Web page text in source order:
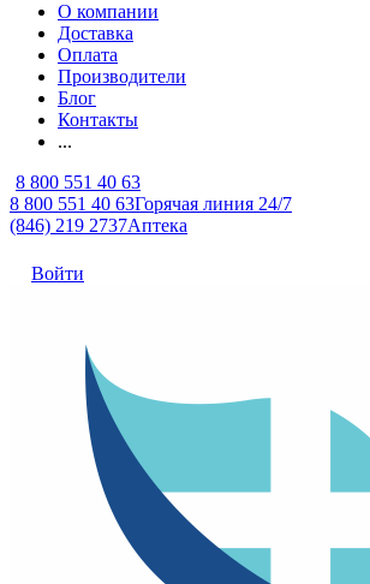
О компании
Доставка
Оплата
Производители
Блог
Контакты
...
8 800 551 40 63
8 800 551 40 63Горячая линия 24/7
(846) 219 2737Аптека
Войти